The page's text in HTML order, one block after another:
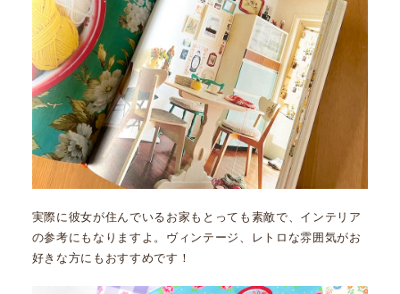
実際に彼女が住んでいるお家もとっても素敵で、インテリア
の参考にもなりますよ。ヴィンテージ、レトロな雰囲気がお
好きな方にもおすすめです！